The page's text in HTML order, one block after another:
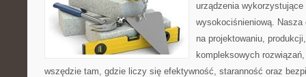
urządzenia wykorzystujące
wysokociśnieniową. Nasza
na projektowaniu,
kompleksowych
wszędzie tam, gdzie liczy się efektywność, staranność oraz